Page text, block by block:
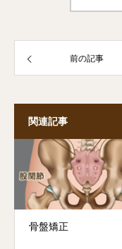
前の記事
関連記事
骨盤矯正